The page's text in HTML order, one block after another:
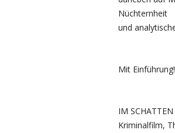
Nüchternheit
und
Mit Einführung!
IM SCHATTEN
Kriminalfilm,